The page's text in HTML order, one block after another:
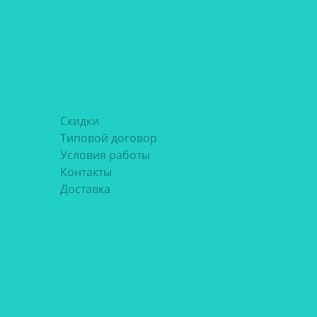
Скидки
Типовой договор
Условия работы
Контакты
Доставка